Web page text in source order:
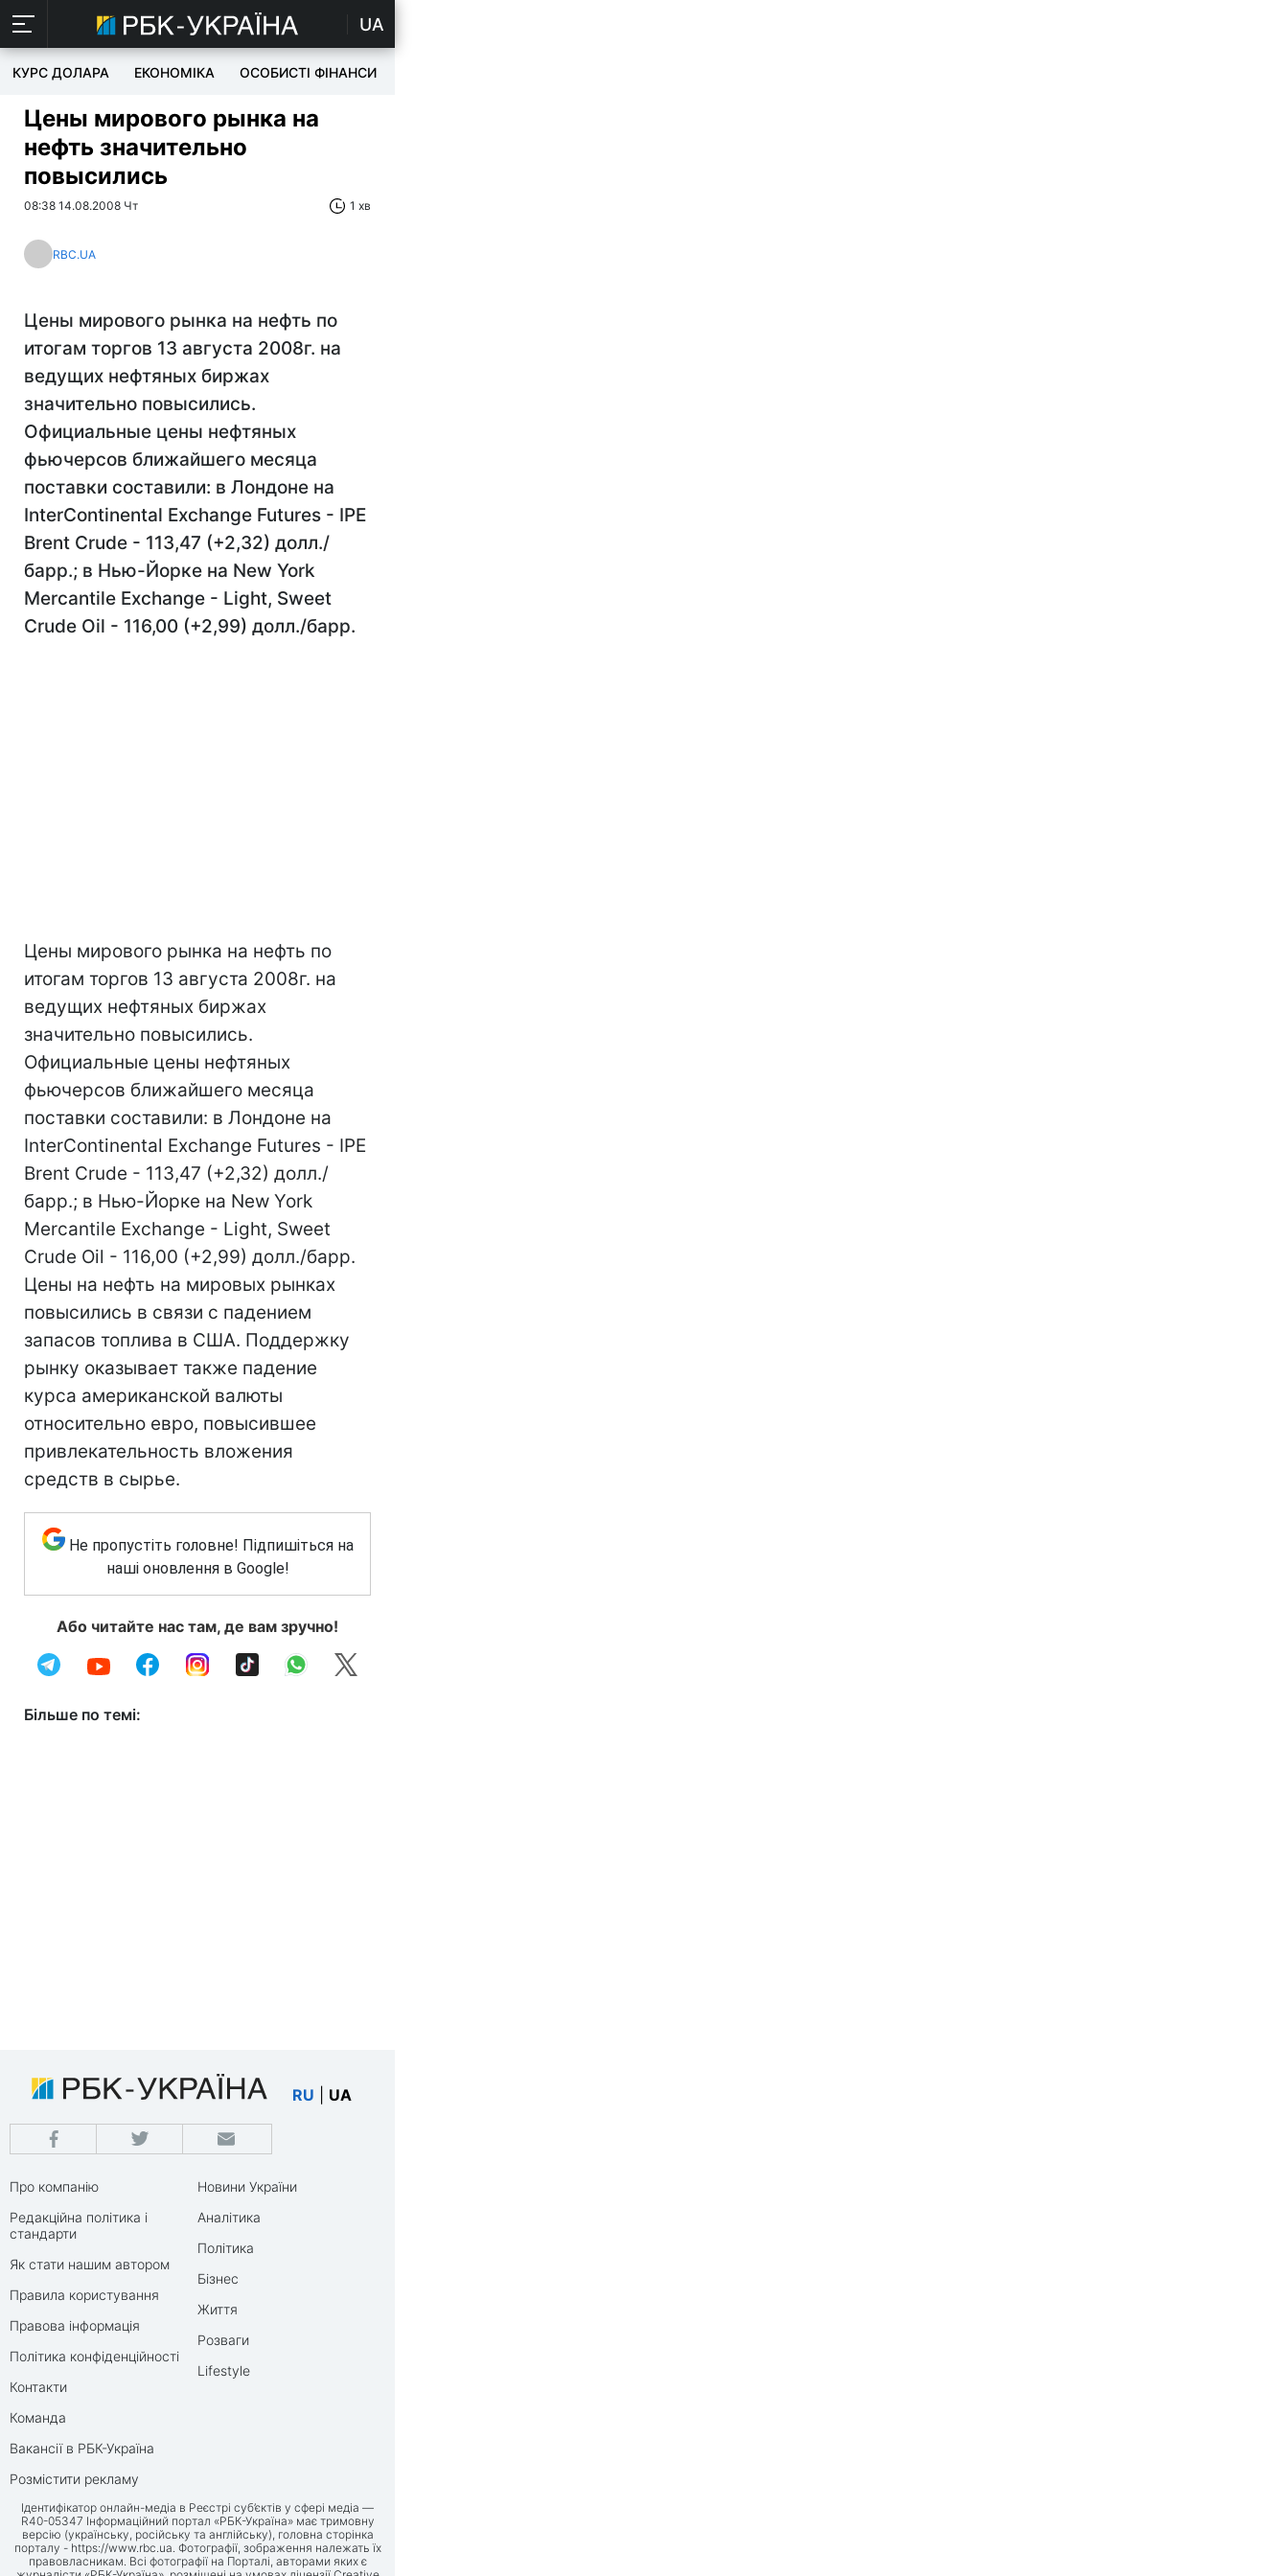
UA
КУРС ДОЛАРА ЕКОНОМІКА ОСОБИСТІ ФІНАНСИ
Цены мирового рынка на
нефть значительно
повысились
08:38 14.08.2008 Чт 1 хв
RBC.UA
Цены мирового рынка на нефть по
итогам торгов 13 августа 2008г. на
ведущих нефтяных биржах
значительно повысились.
Официальные цены нефтяных
фьючерсов ближайшего месяца
поставки составили: в Лондоне на
InterContinental Exchange Futures - IPE
Brent Crude - 113,47 (+2,32) долл./
барр.; в Нью-Йорке на New York
Mercantile Exchange - Light, Sweet
Crude Oil - 116,00 (+2,99) долл./барр.
Цены мирового рынка на нефть по
итогам торгов 13 августа 2008г. на
ведущих нефтяных биржах
значительно повысились.
Официальные цены нефтяных
фьючерсов ближайшего месяца
поставки составили: в Лондоне на
InterContinental Exchange Futures - IPE
Brent Crude - 113,47 (+2,32) долл./
барр.; в Нью-Йорке на New York
Mercantile Exchange - Light, Sweet
Crude Oil - 116,00 (+2,99) долл./барр.
Цены на нефть на мировых рынках
повысились в связи с падением
запасов топлива в США. Поддержку
рынку оказывает также падение
курса американской валюты
относительно евро, повысившее
привлекательность вложения
средств в сырье.
Не пропустіть головне! Підпишіться на
наші оновлення в Google!
Або читайте нас там, де вам зручно!
Більше по темі:
RU UA
Про компанію
Редакційна політика і
стандарти
Як стати нашим автором
Правила користування
Правова інформація
Політика конфіденційності
Контакти
Команда
Вакансії в РБК-Україна
Розмістити рекламу
Новини України
Аналітика
Політика
Бізнес
Життя
Розваги
Lifestyle
Ідентифікатор онлайн-медіа в Реєстрі суб’єктів у сфері медіа —
R40-05347 Інформаційний портал «РБК-Україна» має тримовну
версію (українську, російську та англійську), головна сторінка
порталу - https://www.rbc.ua. Фотографії, зображення належать їх
правовласникам. Всі фотографії на Порталі, авторами яких є